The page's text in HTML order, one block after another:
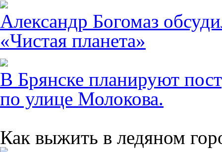
Александр Богомаз
«Чистая планета»
В Брянске планируют
по улице Молокова.
Как выжить в ледяном